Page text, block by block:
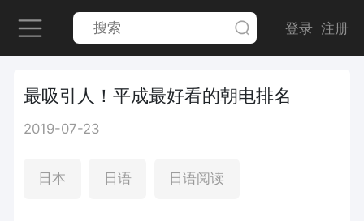
登录 注册
最吸引人！平成最好看的朝电排名
2019-07-23
日本 日语 日语阅读